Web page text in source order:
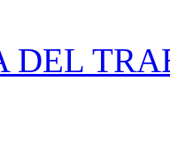
DEL